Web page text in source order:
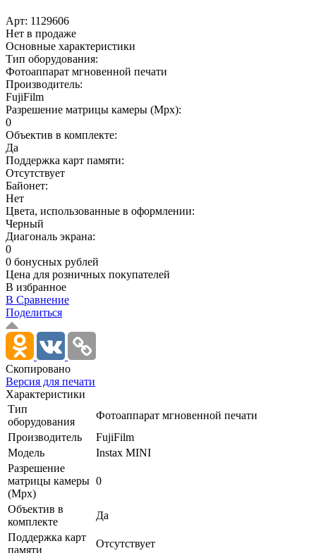
Арт: 1129606
Нет в продаже
Основные характеристики
Тип оборудования:
Фотоаппарат мгновенной печати
Производитель:
FujiFilm
Разрешение матрицы камеры (Mpx):
0
Объектив в комплекте:
Да
Поддержка карт памяти:
Отсутствует
Байонет:
Нет
Цвета, использованные в оформлении:
Черный
Диагональ экрана:
0
0 бонусных рублей
Цена для розничных покупателей
В избранное
В Сравнение
Поделиться
Скопировано
Версия для печати
Характеристики
Тип
оборудования
Фотоаппарат мгновенной печати
Производитель
FujiFilm
Модель
Instax MINI
Разрешение
матрицы камеры
(Mpx)
0
Объектив в
комплекте
Да
Поддержка карт
памяти
Отсутствует